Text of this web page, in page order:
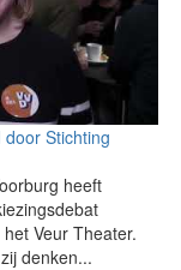
Stichting
heeft
Veur Theater.
denken...